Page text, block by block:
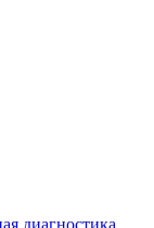
диагностика